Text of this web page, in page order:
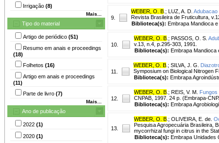
Irrigação (8)
Mais...
Tipo do material
Artigo de periódico (51)
Resumo em anais e proceedings
(18)
Folhetos (16)
Artigo em anais e proceedings
(11)
Parte de livro (7)
Mais...
Ano de publicação
2022 (1)
2020 (1)
9.
WEBER, O. B ; LUZ, A. D.
Revista Brasileira de Fruticultura,
Biblioteca(s): Embrapa Mandioca
10.
WEBER, O. B ; PASSOS, O. S.
v.13, n.4, p.295-303, 1991.
Biblioteca(s): Embrapa Mandioca
11.
WEBER, O. B ; SILVA, J. G.
Symposium on Biological Nitrogen
Biblioteca(s): Embrapa
12.
WEBER, O. B ; REIS, V. M.
CNPAB, 1997. 24 p. (Embrapa-
Biblioteca(s): Embrapa
13.
WEBER, O. B ; OLIVEIRA, E. de.
Pesquisa Agropecuária Brasileira,
mycorrhizal fungi in citrus in the
Biblioteca(s): Embrapa Unidades